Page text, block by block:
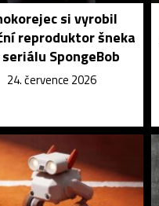
si vyrobil
reproduktor šneka
SpongeBob
24. července 2026